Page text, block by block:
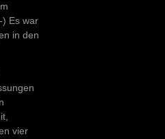
) Es war
in den
vier